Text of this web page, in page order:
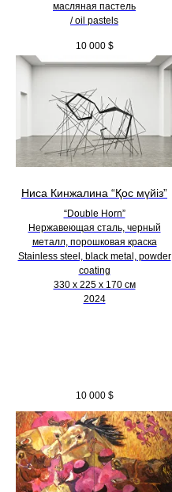
масляная пастель
/ oil pastels
10 000 $
Ниса Кинжалина “Қос мүйіз”
“Double Horn”
Нержавеющая сталь, черный
металл, порошковая краска
Stainless steel, black metal, powder
coating
330 х 225 х 170 см
2024
10 000 $